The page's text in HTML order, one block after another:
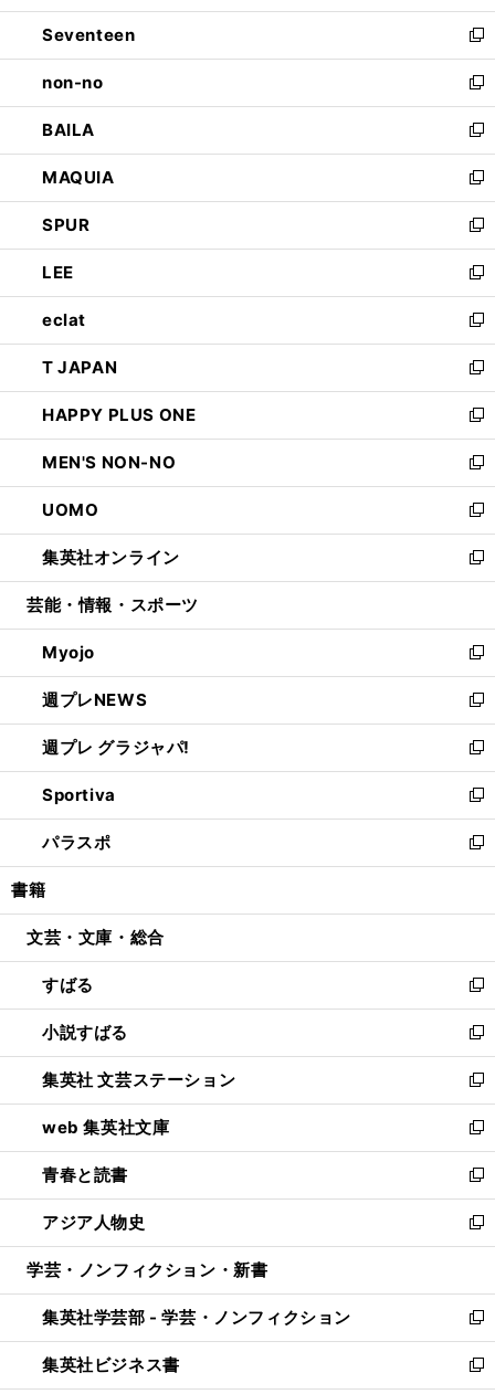
開
く
ウ
で
開
く
ン
ド
ウ
で
開
く
Seventeen
新
し
い
ウ
ィ
ン
ド
ウ
で
開
く
non-no
新
し
い
ウ
ィ
ン
ド
ウ
で
開
く
BAILA
新
し
い
ウ
ィ
ン
ド
ウ
で
開
く
MAQUIA
新
し
い
ウ
ィ
ン
ド
ウ
で
開
く
SPUR
新
し
い
ウ
ィ
ン
ド
ウ
で
開
く
LEE
新
し
い
ウ
ィ
ン
ド
ウ
で
開
く
eclat
新
し
い
ウ
ィ
ン
ド
ウ
で
開
く
T JAPAN
新
し
い
ウ
ィ
ン
ド
ウ
で
開
HAPPY PLUS ONE
新
し
い
ウ
ィ
ン
ド
ウ
開
く
MEN'S NON-NO
新
し
い
ウ
ィ
ン
ウ
で
開
く
UOMO
新
し
い
ウ
ン
ド
ウ
で
開
く
集英社オンライン
新
し
ウ
ィ
ン
ド
ウ
で
開
く
芸能・情報・スポーツ
Myojo
新
し
い
ウ
ィ
ン
ド
ウ
で
開
週プレNEWS
新
し
い
ウ
ィ
ン
ド
ウ
開
週プレ グラジャパ!
新
し
い
ウ
ィ
ン
ウ
開
く
Sportiva
新
し
い
ウ
ン
ウ
で
開
く
パラスポ
新
し
ウ
ン
ド
ウ
で
開
く
書籍
文芸・文庫・総合
すばる
新
し
い
ウ
ィ
ン
ド
ウ
で
開
く
小説すばる
新
し
い
ウ
ィ
ン
ド
ウ
で
開
集英社 文芸ステーション
新
し
い
ウ
ィ
ン
ド
ウ
開
く
web 集英社文庫
新
し
い
ウ
ィ
ン
ウ
で
開
く
青春と読書
新
し
い
ウ
ン
ド
ウ
で
開
アジア人物史
新
し
ウ
ィ
ン
ド
ウ
学芸・ノンフィクション・新書
集英社学芸部 - 学芸・ノンフィクション
新
し
い
集英社ビジネス書
新